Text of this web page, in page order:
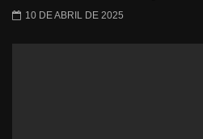
10 DE ABRIL DE 2025